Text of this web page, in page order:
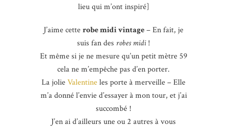
lieu qui m’ont inspiré]
J’aime cetterobe midi vintage– En fait, je
suis fan des robes midi !
Et même si je ne mesure qu’un petit mètre 59
cela ne m’empêche pas d’en porter.
La jolieValentineles porte à merveille – Elle
m’a donné l’envie d’essayer à mon tour, et j’ai
succombé !
J’en ai d’ailleurs une ou 2 autres à vous